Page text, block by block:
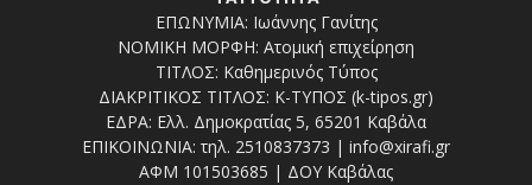
ΕΠΩΝΥΜΙΑ: Ιωάννης Γανίτης
ΝΟΜΙΚΗ ΜΟΡΦΗ: Ατομική επιχείρηση
ΤΙΤΛΟΣ: Καθημερινός Τύπος
ΔΙΑΚΡΙΤΙΚΟΣ ΤΙΤΛΟΣ: Κ-ΤΥΠΟΣ (k-tipos.gr)
ΕΔΡΑ: Ελλ. Δημοκρατίας 5, 65201 Καβάλα
ΕΠΙΚΟΙΝΩΝΙΑ: τηλ. 2510837373 | info@xirafi.gr
ΑΦΜ 101503685 | ΔΟΥ Καβάλας